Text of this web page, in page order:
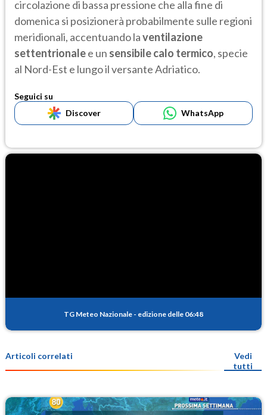
circolazione di bassa pressione che alla fine di
domenica si posizionerà probabilmente sulle regioni
meridionali, accentuando laventilazione
settentrionalee un sensibile calo termico, specie
al Nord-Est e lungo il versante Adriatico.
Seguici su
Discover
WhatsApp
TG Meteo Nazionale - edizione delle 06:48
Articoli correlati
Vedi
tutti